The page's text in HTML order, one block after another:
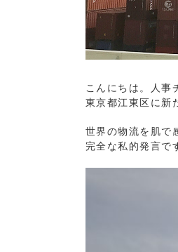
こんにちは。人事
東京都江東区に新
世界の物流を肌で
完全な私的発言で